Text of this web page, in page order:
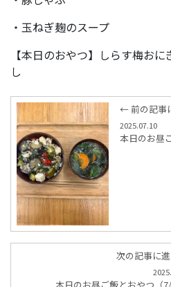
・玉ねぎ麹のスープ
【本日のおやつ】しらす梅お
し
← 前の記事
2025.07.10
本日のお昼
次の記事に